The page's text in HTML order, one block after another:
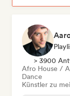
> 3900
Afro House /
Dance
Künstler zu